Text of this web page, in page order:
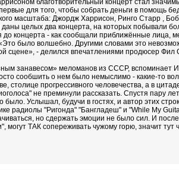
благотворительный концерт стал
для того, чтобы собрать деньги в помощь
масштаба: Джордж Харрисон, Ринго Старр ,
целых два концерта, на которых побывали
концерта - как сообщали приближённые лица,
было волшебно. Другими словами это
сцене», - делился впечатлениями продюсер Фил
занавесом» меломанов из СССР, вспоминает
сообшить о нем было немыслимо - какие-то
прогрессивного человечества, а в
не преминули рассказать. Спустя пару
Услышал, будучи в гостях, и автор этих
радиолы "Ригонда" "Бангладеш" и "While My
но сдержать эмоции не было сил. И
ТАК сопереживать чужому горю, значит тут